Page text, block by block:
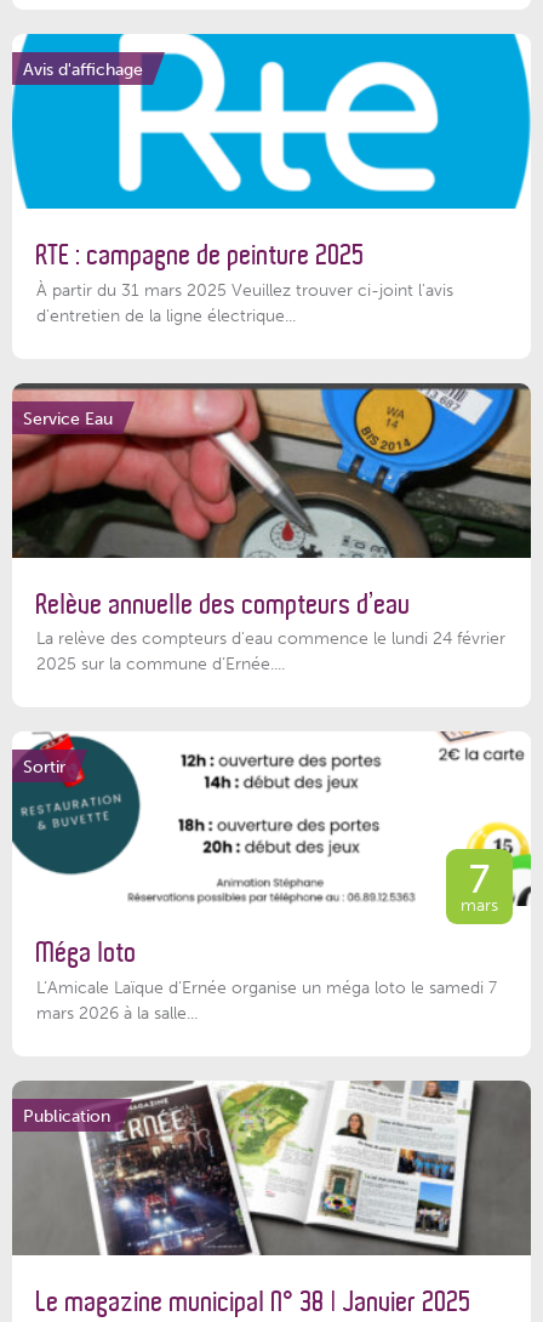
Avis d'affichage
RTE : campagne de peinture 2025
À partir du 31 mars 2025 Veuillez trouver ci-joint l'avis
d'entretien de la ligne électrique...
Service Eau
Relève annuelle des compteurs d’eau
La relève des compteurs d'eau commence le lundi 24 février
2025 sur la commune d’Ernée....
Sortir
7
mars
Méga loto
L’Amicale Laïque d’Ernée organise un méga loto le samedi 7
mars 2026 à la salle...
Publication
Le magazine municipal N° 38 | Janvier 2025